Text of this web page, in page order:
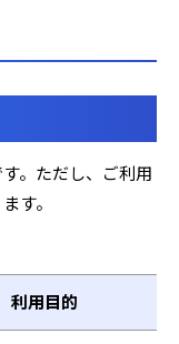
。ただし、ご利用
す。
利用目的